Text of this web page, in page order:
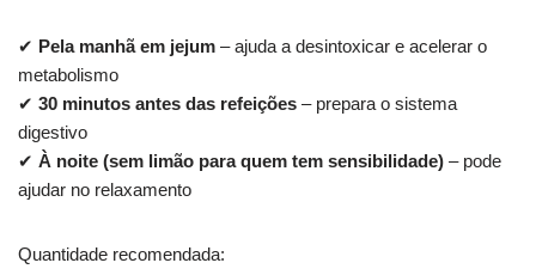
✔ Pela manhã em jejum – ajuda a desintoxicar e acelerar o
metabolismo
✔ 30 minutos antes das refeições – prepara o sistema
digestivo
✔ À noite (sem limão para quem tem sensibilidade) – pode
ajudar no relaxamento
Quantidade recomendada: